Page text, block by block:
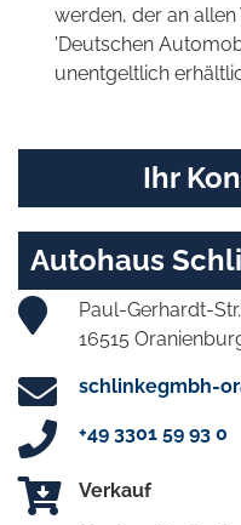
werden, der an
'Deutschen
unentgeltlich
Ihr
Autohaus
Paul-Gerhardt-
16515
schlinkegmbh-
+49 3301 59 93 0
Verkauf